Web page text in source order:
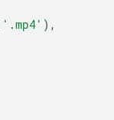
'.mp4' ),